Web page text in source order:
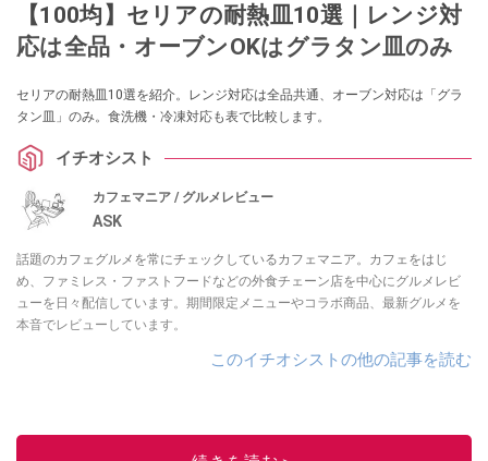
【100均】セリアの耐熱皿10選｜レンジ対
応は全品・オーブンOKはグラタン皿のみ
セリアの耐熱皿10選を紹介。レンジ対応は全品共通、オーブン対応は「グラ
タン皿」のみ。食洗機・冷凍対応も表で比較します。
イチオシスト
カフェマニア / グルメレビュー
ASK
話題のカフェグルメを常にチェックしているカフェマニア。カフェをはじ
め、ファミレス・ファストフードなどの外食チェーン店を中心にグルメレビ
ューを日々配信しています。期間限定メニューやコラボ商品、最新グルメを
本音でレビューしています。
このイチオシストの他の記事を読む